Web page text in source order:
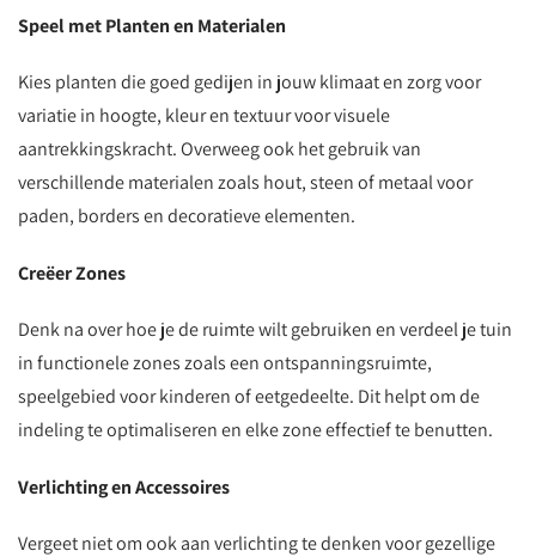
Speel met Planten en Materialen
Kies planten die goed gedijen in jouw klimaat en zorg voor
variatie in hoogte, kleur en textuur voor visuele
aantrekkingskracht. Overweeg ook het gebruik van
verschillende materialen zoals hout, steen of metaal voor
paden, borders en decoratieve elementen.
Creëer Zones
Denk na over hoe je de ruimte wilt gebruiken en verdeel je tuin
in functionele zones zoals een ontspanningsruimte,
speelgebied voor kinderen of eetgedeelte. Dit helpt om de
indeling te optimaliseren en elke zone effectief te benutten.
Verlichting en Accessoires
Vergeet niet om ook aan verlichting te denken voor gezellige